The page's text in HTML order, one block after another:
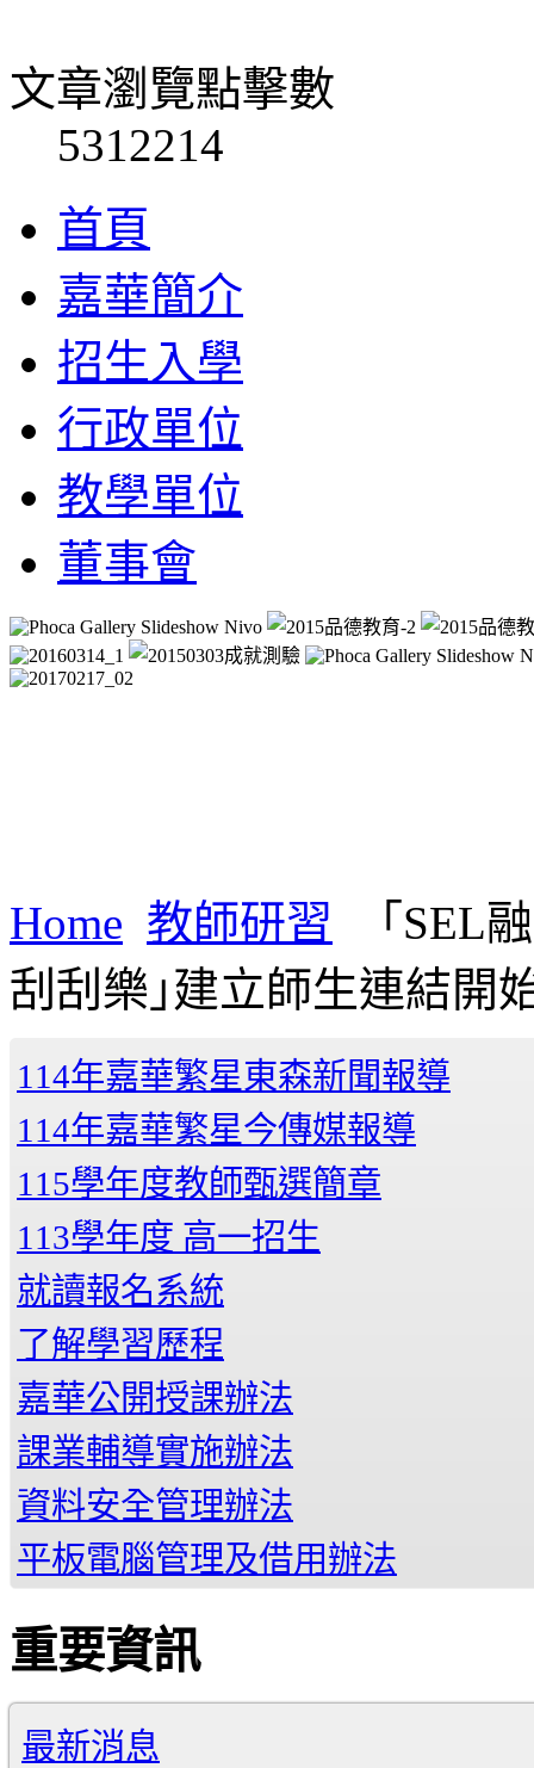
文章瀏覽點擊數
5312214
首頁
嘉華簡介
招生入學
行政單位
教學單位
董事會
Home 教師研習
「SEL
刮刮樂｣建立師生連結開
114年嘉華繁星東森新聞報導
114年嘉華繁星今傳媒報導
115學年度教師甄選簡章
113學年度 高一招生
就讀報名系統
了解學習歷程
嘉華公開授課辦法
課業輔導實施辦法
資料安全管理辦法
平板電腦管理及借用辦法
重要資訊
最新消息